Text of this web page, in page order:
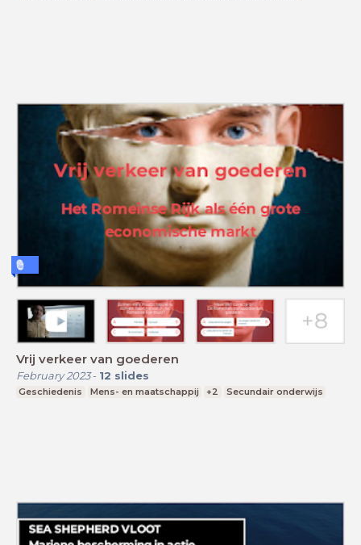
Vrij verkeer van goederen
February 2023- 12 slides
Geschiedenis Mens- en maatschappij +2 Secundair onderwijs